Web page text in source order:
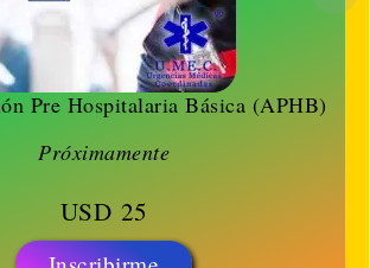
Pre Hospitalaria Básica (APHB)
Próximamente
USD 25